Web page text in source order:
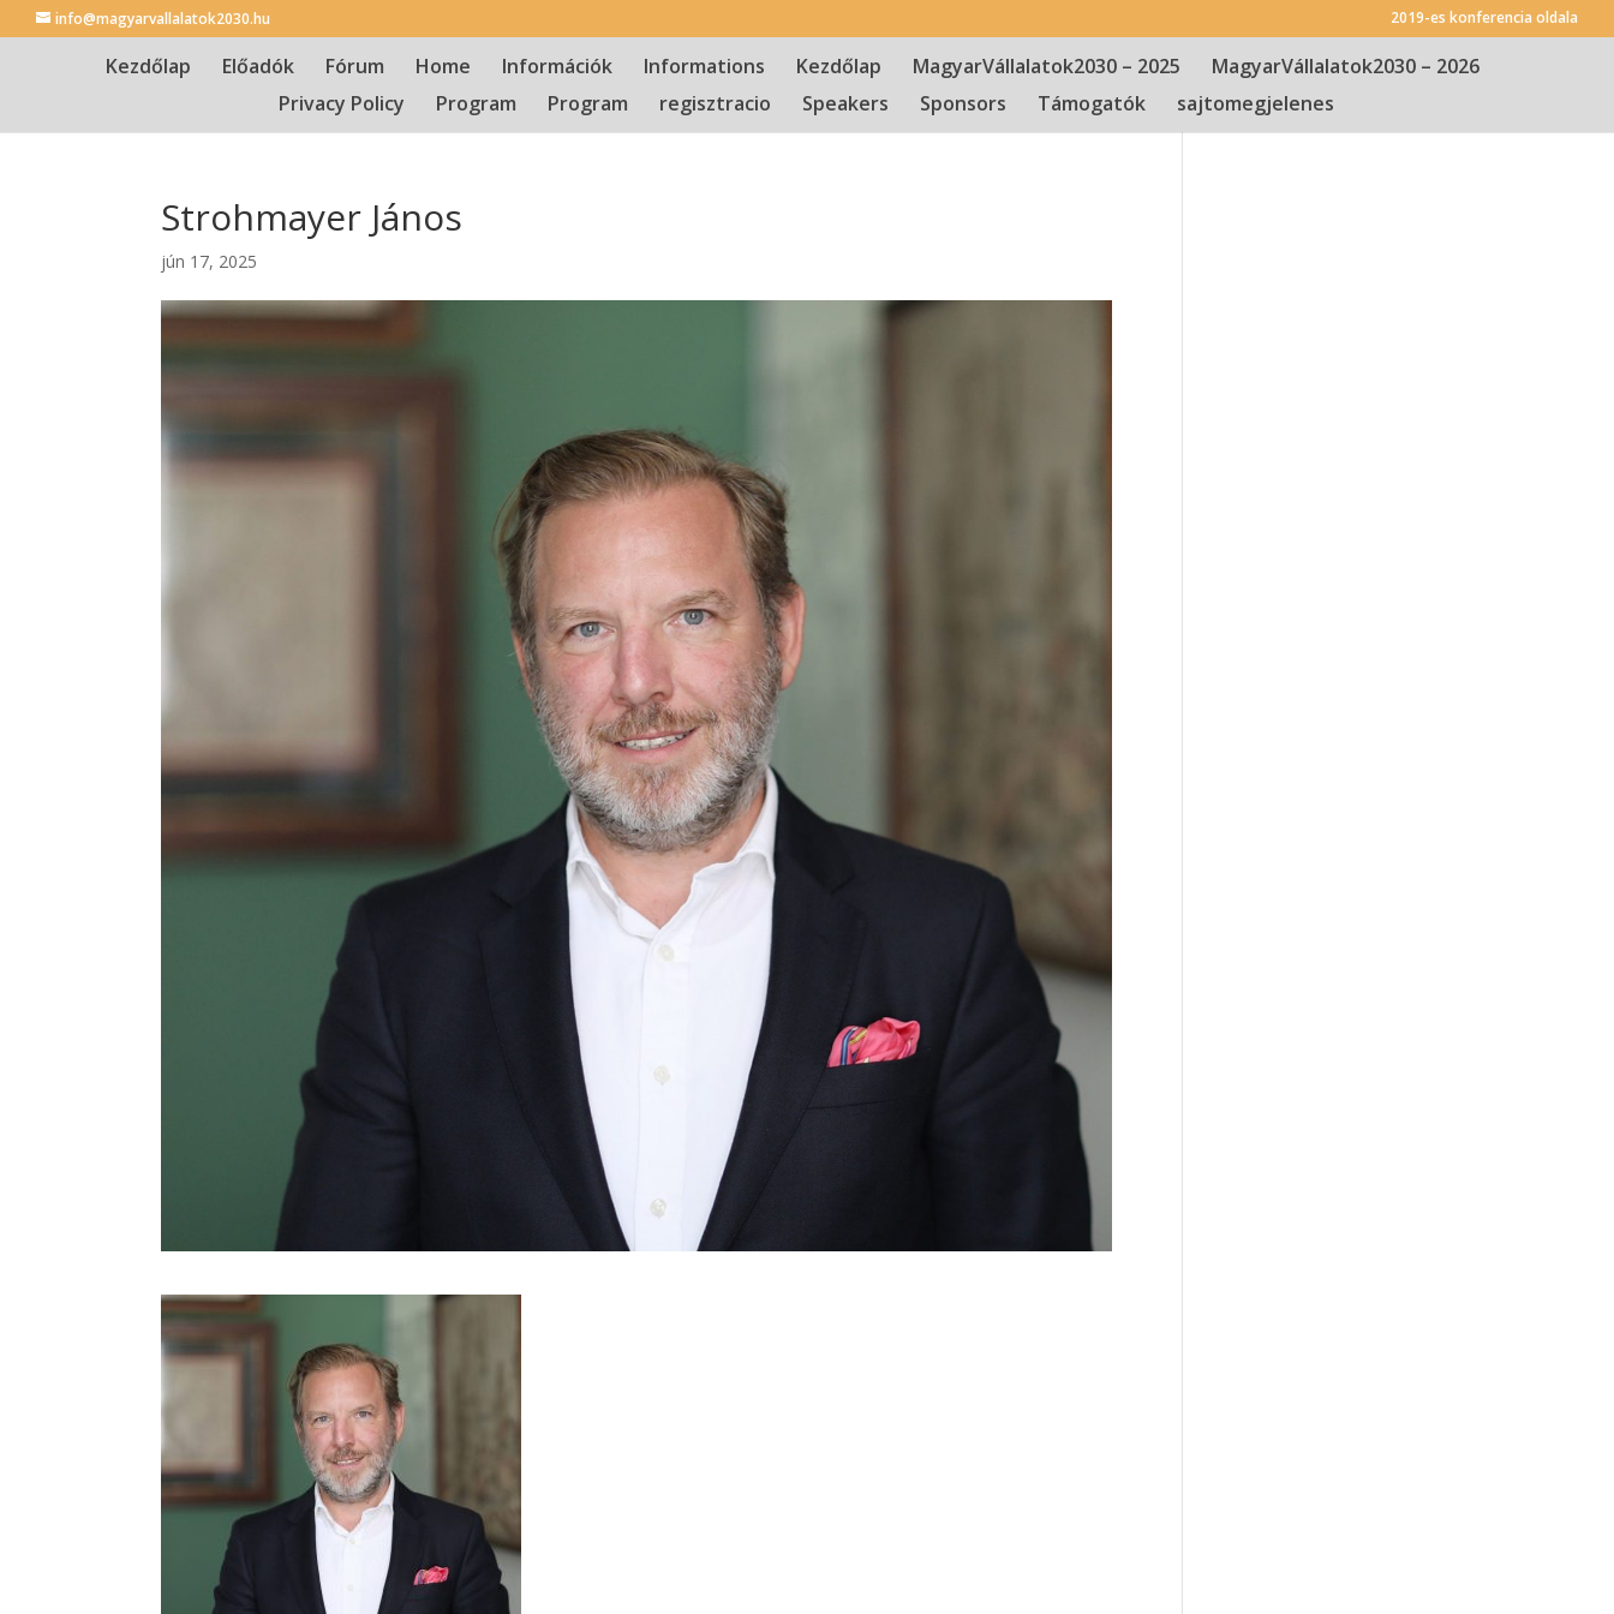
info@magyarvallalatok2030.hu 2019-es konferencia oldala
Kezdőlap Előadók Fórum Home Információk Informations Kezdőlap MagyarVállalatok2030 – 2025
MagyarVállalatok2030 – 2026
Privacy Policy
Program Program regisztracio Speakers Sponsors Támogatók sajtomegjelenes
Strohmayer János
jún 17, 2025